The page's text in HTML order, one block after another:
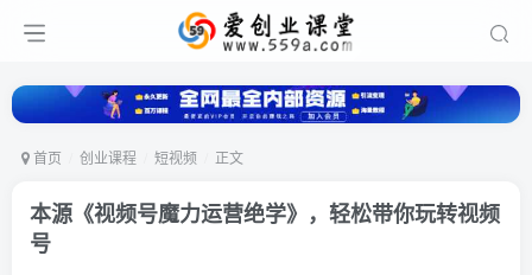
首页 创业课程 短视频 正文
本源《视频号魔力运营绝学》，轻松带你玩转视频
号